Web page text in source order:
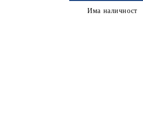
Има наличност